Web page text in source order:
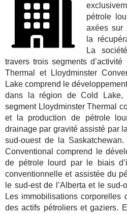
pétrole
axées sur
la
La
travers trois segments
Thermal et Lloydminster
Lake comprend le
dans la région de Cold Lake,
segment Lloydminster Thermal
et la production de pétrole
drainage par gravité assisté par
sud-ouest de la
Conventional comprend le
de pétrole lourd par le biais
conventionnelle et assistée du
le sud-est de l’Alberta et le
Les immobilisations corporelles
des actifs pétroliers et gaziers.